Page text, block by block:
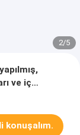
3/5
ve iç
konuşalım.